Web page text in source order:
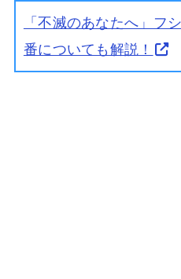
「不滅のあなたへ」フ
番についても解説！